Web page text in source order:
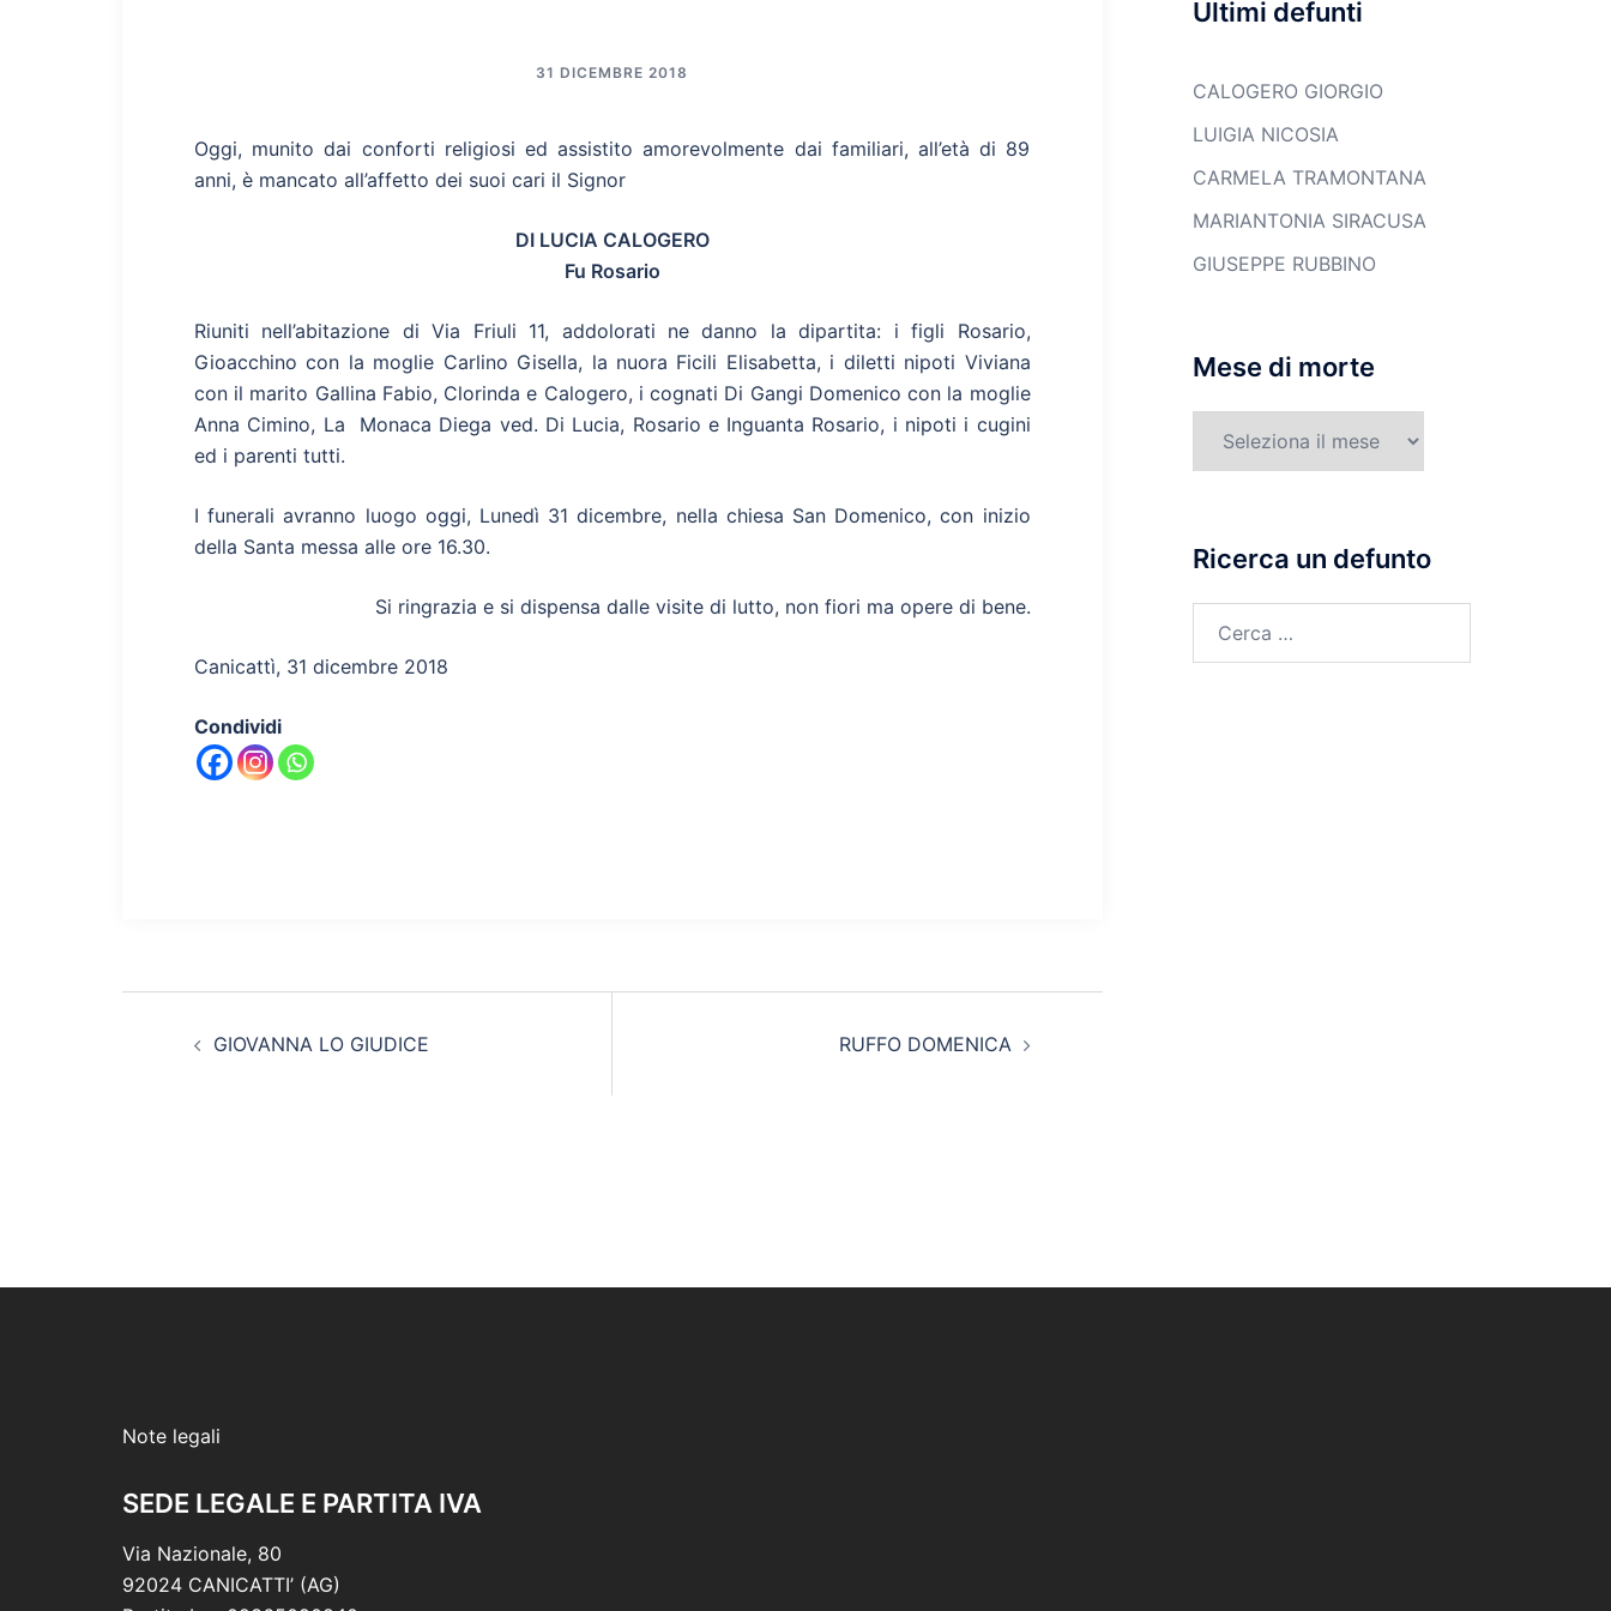
31 DICEMBRE 2018
Oggi, munito dai conforti religiosi ed assistito amorevolmente dai familiari, all’età di 89
anni, è mancato all’affetto dei suoi cari il Signor
DI LUCIA CALOGERO
Fu Rosario
Riuniti nell’abitazione di Via Friuli 11, addolorati ne danno la dipartita: i figli Rosario,
Gioacchino con la moglie Carlino Gisella, la nuora Ficili Elisabetta, i diletti nipoti Viviana
con il marito Gallina Fabio, Clorinda e Calogero, i cognati Di Gangi Domenico con la moglie
Anna Cimino, La Monaca Diega ved. Di Lucia, Rosario e Inguanta Rosario, i nipoti i cugini
ed i parenti tutti.
I funerali avranno luogo oggi, Lunedì 31 dicembre, nella chiesa San Domenico, con inizio
della Santa messa alle ore 16.30.
Si ringrazia e si dispensa dalle visite di lutto, non fiori ma opere di bene.
Canicattì, 31 dicembre 2018
Condividi
articolo
GIOVANNA LO GIUDICE RUFFO DOMENICA
Ultimi defunti
CALOGERO GIORGIO
LUIGIA NICOSIA
CARMELA TRAMONTANA
MARIANTONIA SIRACUSA
GIUSEPPE RUBBINO
Mese di morte
Ricerca un defunto
Note legali
SEDE LEGALE E PARTITA IVA
Via Nazionale, 80
92024 CANICATTI’ (AG)